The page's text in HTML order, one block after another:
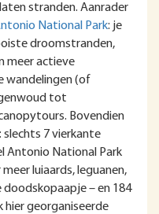
stranden. Aanrader
National Park: je
droomstranden,
meer actieve
wandelingen (of
tot
Bovendien
slechts 7 vierkante
Antonio National Park
luiaards, leguanen,
doodskopaapje – en 184
hier georganiseerde